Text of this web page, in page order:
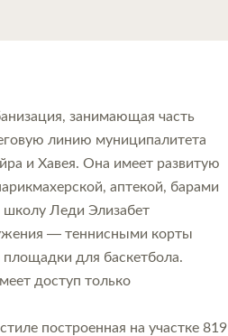
занимающая часть
линию муниципалитета
и Хавея. Она имеет развитую
аптекой, барами
школу Леди Элизабет
— теннисными корты
для баскетбола.
доступ только
построенная на участке 819